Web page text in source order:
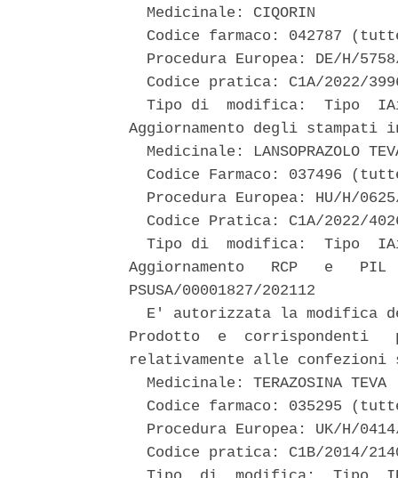
  Medicinale: CIQORIN
Codice farmaco: 042787
Procedura Europea: DE/H/
Codice pratica: C1A/2022/
Tipo di  modifica:  Tipo
Aggiornamento degli stampati
Medicinale: LANSOPRAZOLO
Codice Farmaco: 037496
Procedura Europea: HU/H/
Codice Pratica: C1A/2022/
Tipo di  modifica:  Tipo
Aggiornamento   RCP   e
PSUSA/00001827/202112
E' autorizzata la modifica
Prodotto  e
relativamente alle confezioni
  Medicinale: TERAZOSINA TEVA
Codice farmaco: 035295
Procedura Europea: UK/H/
Codice pratica: C1B/2014/